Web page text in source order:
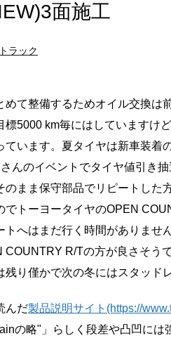
面施工
ラック
て整備するためオイル交換は
標5000 km毎にはしていますけ
ています。夏タイヤは新車装着
んのイベントでタイヤ値引き
まま保守部品でリピートした
でトーヨータイヤのOPEN
トへはまだ行く時間がありませ
COUNTRY R/Tの方が良さそう
り僅かで次の冬にはスタッド
んだ製品説明サイト(https://
の略"
らしく段差や凸凹には